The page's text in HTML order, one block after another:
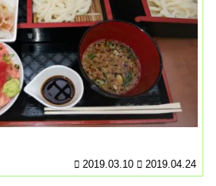
2019.03.10 2019.04.24